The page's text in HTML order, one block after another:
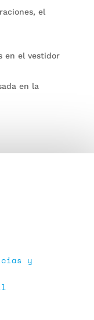
el
en el vestidor
en la
y